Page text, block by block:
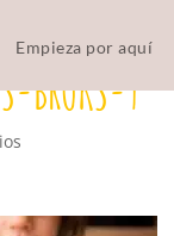
Empieza por aquí
BROKS-9